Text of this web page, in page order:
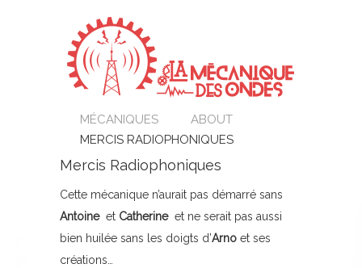
MÉCANIQUES
ABOUT
MERCIS RADIOPHONIQUES
Mercis Radiophoniques
Cette mécanique n’aurait pas démarré sans
Antoineet Catherineet ne serait pas aussi
bien huilée sans les doigts d’Arno et ses
créations…